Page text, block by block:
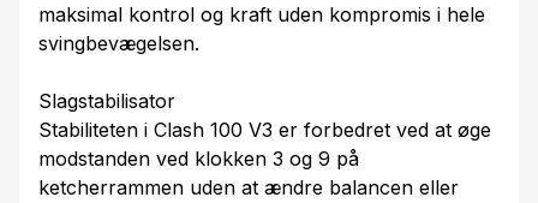
maksimal kontrol og kraft uden kompromis i hele
svingbevægelsen.
Slagstabilisator
Stabiliteten i Clash 100 V3 er forbedret ved at øge
modstanden ved klokken 3 og 9 på
ketcherrammen uden at ændre balancen eller